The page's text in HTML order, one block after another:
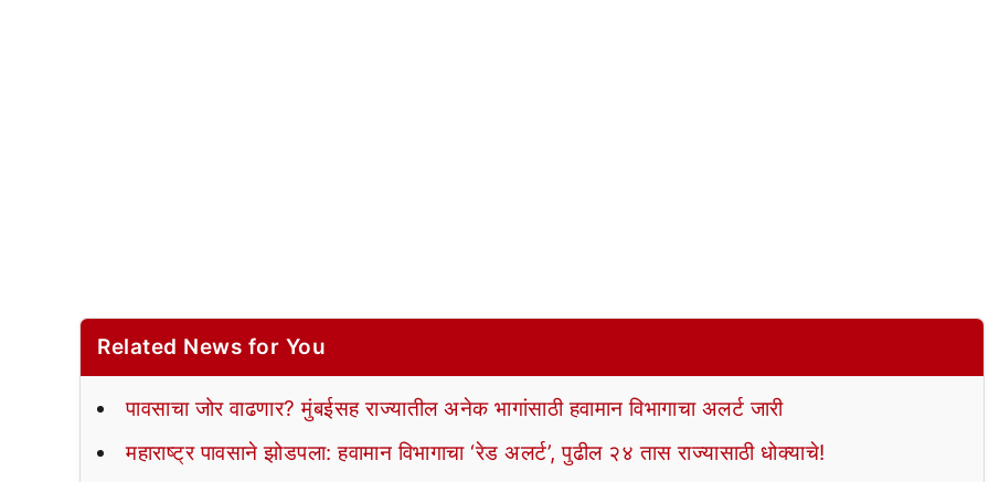
Related News for You
पावसाचा जोर वाढणार? मुंबईसह राज्यातील अनेक भागांसाठी हवामान विभागाचा अलर्ट जारी
महाराष्ट्र पावसाने झोडपला: हवामान विभागाचा ‘रेड अलर्ट’, पुढील २४ तास राज्यासाठी धोक्याचे!